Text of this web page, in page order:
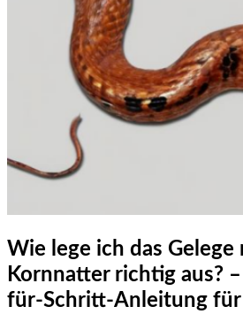
Wie lege ich das Gelege
Kornnatter richtig aus?
für-Schritt-Anleitung